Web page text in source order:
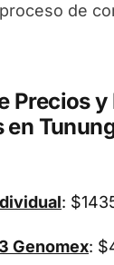
de
Precios
en
:
Genomex: